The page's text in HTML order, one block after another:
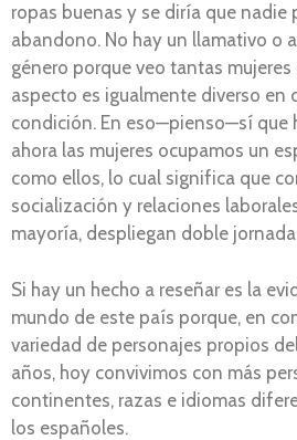
ropas buenas y se diría que nadie
abandono. No hay un llamativo o
género porque veo tantas
aspecto es igualmente diverso en
condición. En eso—pienso—sí que
ahora las mujeres ocupamos un
como ellos, lo cual significa que
socialización y relaciones
mayoría, despliegan doble jornada
Si hay un hecho a reseñar es la
mundo de este país porque, en
variedad de personajes propios
años, hoy convivimos con más
continentes, razas e idiomas
los españoles.